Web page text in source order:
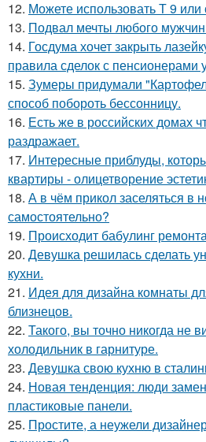
12. Можете использовать Т 9
13. Подвал мечты любого
14. Госдума хочет закрыть
правила сделок с пенсионерами
15. Зумеры придумали
способ побороть бессонницу.
16. Есть же в российских домах
раздражает.
17. Интересные приблуды,
квартиры - олицетворение
18. А в чём прикол заселяться в
самостоятельно?
19. Происходит бабулинг
20. Девушка решилась сделать
кухни.
21. Идея для дизайна комнаты
близнецов.
22. Такого, вы точно никогда не
холодильник в гарнитуре.
23. Девушка свою кухню в
24. Новая тенденция: люди
пластиковые панели.
25. Простите, а неужели